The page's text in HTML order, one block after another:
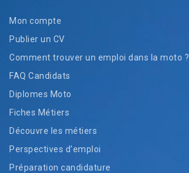
Mon compte
Publier un CV
Comment trouver un emploi dans la moto ?
FAQ Candidats
Diplomes Moto
Fiches Métiers
Découvre les métiers
Perspectives d’emploi
Préparation candidature